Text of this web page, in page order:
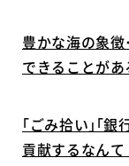
豊かな海の象
できることがあ
｢ごみ拾い｣｢銀
貢献するなんて